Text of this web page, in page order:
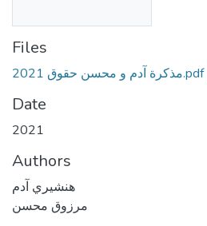
Files
مذكرة آدم و محسن حقوق 2021.pdf
Date
2021
Authors
هنشيري آدم
مرزوق محسن